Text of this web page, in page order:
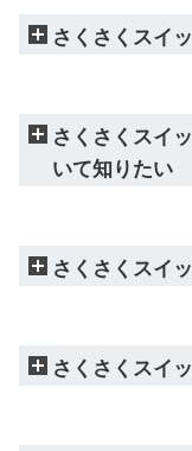
さくさくスイ
さくさくスイ
いて知りたい
さくさくスイ
さくさくスイ